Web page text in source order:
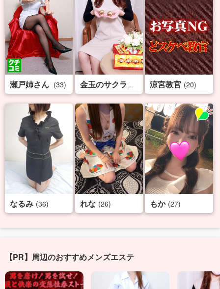
瀬戸姉さん (33) 金玉のサクライ (32)涼宮教官 (20)
なるみ (36) れな (26) もか (27)
【PR】周辺のおすすめメンズエステ